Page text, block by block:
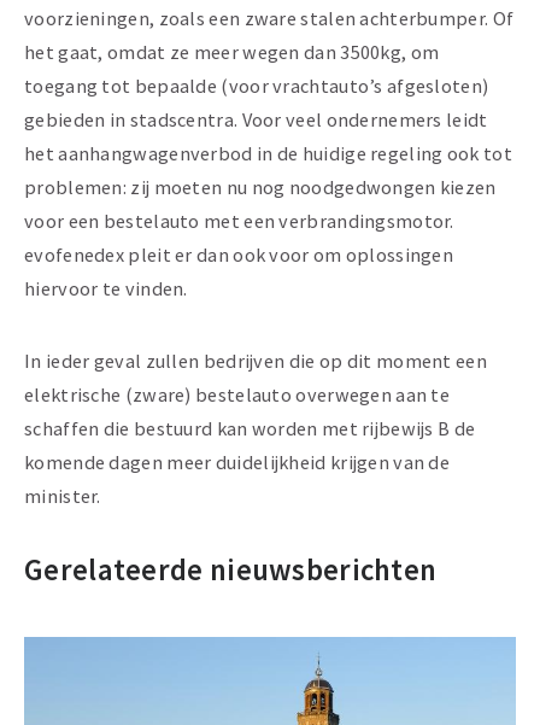
voorzieningen, zoals een zware stalen achterbumper. Of
het gaat, omdat ze meer wegen dan 3500kg, om
toegang tot bepaalde (voor vrachtauto’s afgesloten)
gebieden in stadscentra. Voor veel ondernemers leidt
het aanhangwagenverbod in de huidige regeling ook tot
problemen: zij moeten nu nog noodgedwongen kiezen
voor een bestelauto met een verbrandingsmotor.
evofenedex pleit er dan ook voor om oplossingen
hiervoor te vinden.
In ieder geval zullen bedrijven die op dit moment een
elektrische (zware) bestelauto overwegen aan te
schaffen die bestuurd kan worden met rijbewijs B de
komende dagen meer duidelijkheid krijgen van de
minister.
Gerelateerde nieuwsberichten